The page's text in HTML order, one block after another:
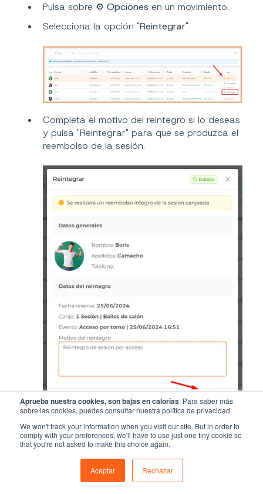
Aprueba nuestra cookies, son bajas en calorías. Para saber más
sobre las cookies, puedes consultar nuestra política de privacidad.
We won't track your information when you visit our site. But in order to
comply with your preferences, we'll have to use just one tiny cookie so
that you're not asked to make this choice again.
Aceptar Rechazar
Pulsa sobre ⚙️ Opciones en un movimiento.
Selecciona la opción "Reintegrar"
Completa el motivo del reintegro si lo deseas
y pulsa "Reintegrar" para que se produzca el
reembolso de la sesión.
Se mostrará un mensaje de éxito y
podremos consultar los detalles del
movimiento reembolsado si pulsamos sobre